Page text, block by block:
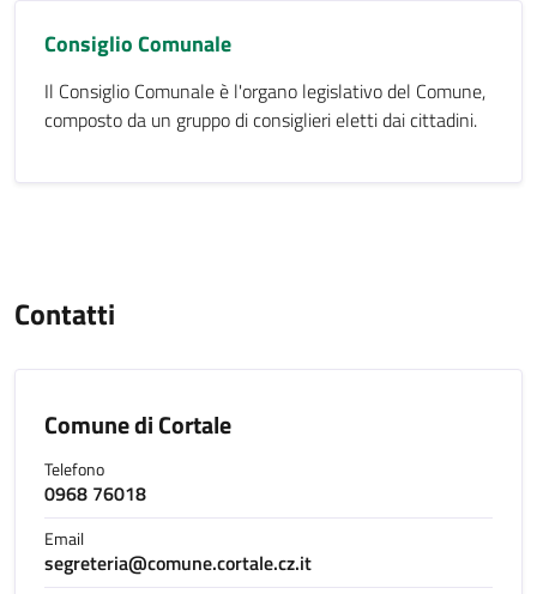
Consiglio Comunale
Il Consiglio Comunale è l'organo legislativo del Comune,
composto da un gruppo di consiglieri eletti dai cittadini.
Contatti
Comune di Cortale
Telefono
0968 76018
Email
segreteria@comune.cortale.cz.it